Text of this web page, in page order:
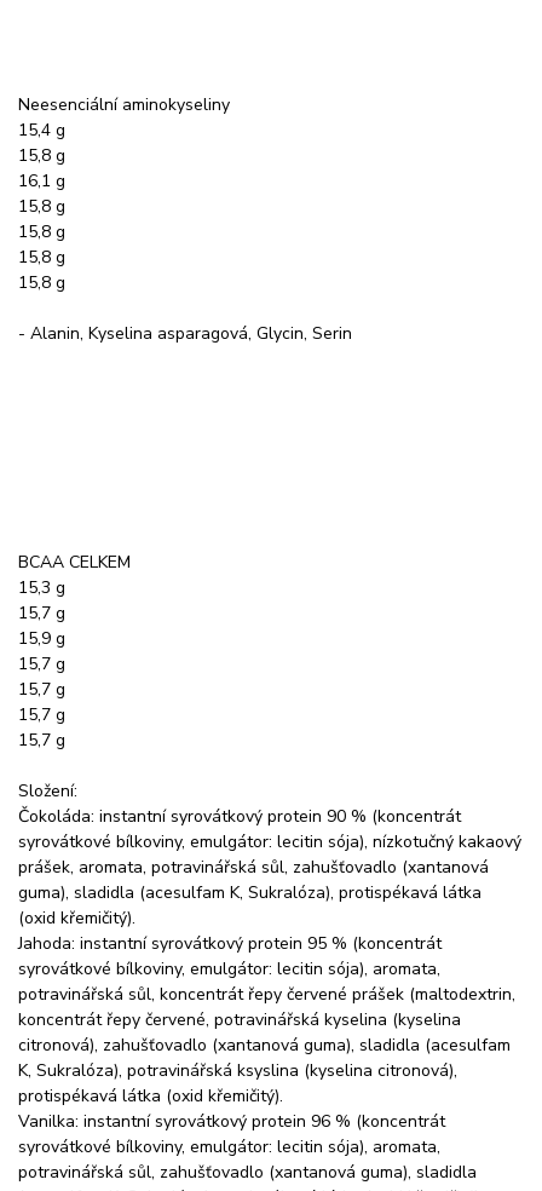
Neesenciální aminokyseliny
15,4 g
15,8 g
16,1 g
15,8 g
15,8 g
15,8 g
15,8 g
- Alanin, Kyselina asparagová, Glycin, Serin
BCAA CELKEM
15,3 g
15,7 g
15,9 g
15,7 g
15,7 g
15,7 g
15,7 g
Složení:
Čokoláda: instantní syrovátkový protein 90 % (koncentrát
syrovátkové bílkoviny, emulgátor: lecitin sója), nízkotučný kakaový
prášek, aromata, potravinářská sůl, zahušťovadlo (xantanová
guma), sladidla (acesulfam K, Sukralóza), protispékavá látka
(oxid křemičitý).
Jahoda: instantní syrovátkový protein 95 % (koncentrát
syrovátkové bílkoviny, emulgátor: lecitin sója), aromata,
potravinářská sůl, koncentrát řepy červené prášek (maltodextrin,
koncentrát řepy červené, potravinářská kyselina (kyselina
citronová), zahušťovadlo (xantanová guma), sladidla (acesulfam
K, Sukralóza), potravinářská ksyslina (kyselina citronová),
protispékavá látka (oxid křemičitý).
Vanilka: instantní syrovátkový protein 96 % (koncentrát
syrovátkové bílkoviny, emulgátor: lecitin sója), aromata,
potravinářská sůl, zahušťovadlo (xantanová guma), sladidla